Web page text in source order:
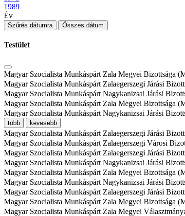
1989
Év
Szűrés dátumra Összes dátum
Testület
Magyar Szocialista Munkáspárt Zala Megyei Bizottsága
Magyar Szocialista Munkáspárt Zalaegerszegi Járási
Magyar Szocialista Munkáspárt Nagykanizsai Járási
Magyar Szocialista Munkáspárt Zala Megyei Bizottsága
Magyar Szocialista Munkáspárt Nagykanizsai Járási
több kevesebb
Magyar Szocialista Munkáspárt Zalaegerszegi Járási
Magyar Szocialista Munkáspárt Zalaegerszegi Városi
Magyar Szocialista Munkáspárt Zalaegerszegi Járási
Magyar Szocialista Munkáspárt Nagykanizsai Járási
Magyar Szocialista Munkáspárt Zala Megyei Bizottsága
Magyar Szocialista Munkáspárt Nagykanizsai Járási
Magyar Szocialista Munkáspárt Zalaegerszegi Járási
Magyar Szocialista Munkáspárt Zala Megyei Bizottsága
Magyar Szocialista Munkáspárt Zala Megyei